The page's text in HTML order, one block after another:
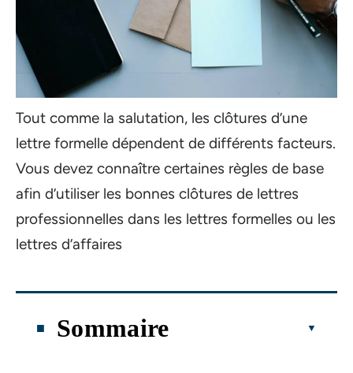
Tout comme la salutation, les clôtures d’une
lettre formelle dépendent de différents facteurs.
Vous devez connaître certaines règles de base
afin d’utiliser les bonnes clôtures de lettres
professionnelles dans les lettres formelles ou les
lettres d’affaires
Sommaire